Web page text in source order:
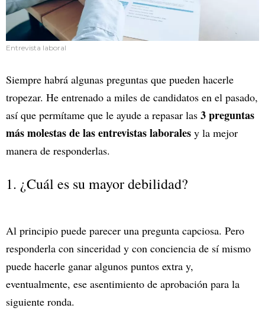
Entrevista laboral
Siempre habrá algunas preguntas que pueden hacerle
tropezar. He entrenado a miles de candidatos en el pasado,
así que permítame que le ayude a repasar las 3 preguntas
más molestas de las entrevistas laborales y la mejor
manera de responderlas.
1. ¿Cuál es su mayor debilidad?
Al principio puede parecer una pregunta capciosa. Pero
responderla con sinceridad y con conciencia de sí mismo
puede hacerle ganar algunos puntos extra y,
eventualmente, ese asentimiento de aprobación para la
siguiente ronda.